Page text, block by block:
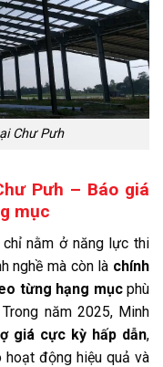
Chư Pưh
Pưh – Báo giá
mục
nằm ở năng lực thi
nghề mà còn là chính
từng hạng mụcphù
năm 2025, Minh
giá cực kỳ hấp dẫn,
động hiệu quả và